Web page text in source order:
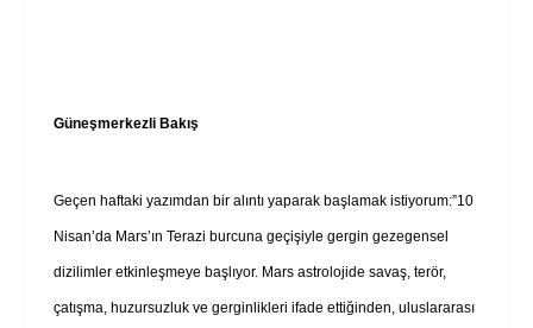
Güneşmerkezli Bakış
Geçen haftaki yazımdan bir alıntı yaparak başlamak istiyorum:”10
Nisan’da Mars’ın Terazi burcuna geçişiyle gergin gezegensel
dizilimler etkinleşmeye başlıyor. Mars astrolojide savaş, terör,
çatışma, huzursuzluk ve gerginlikleri ifade ettiğinden, uluslararası